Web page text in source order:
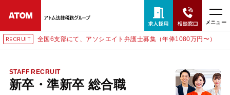
メニュー
RECRUIT 全国6支部にて、アソシエイト弁護士募集（年俸1080万円〜）
STAFF RECRUIT
新卒・準新卒 総合職
24時間365日全国対応
無料相談窓口はこちら
電話・LINE・メールで相談予約受付中